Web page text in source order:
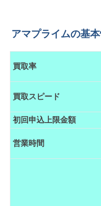
アマプライムの基
買取率
買取スピード
初回申込上限金額
営業時間